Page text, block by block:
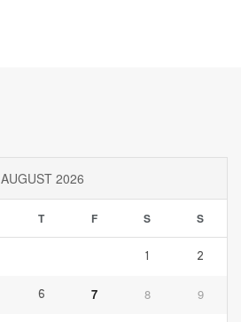
AUGUST 2026
T F S S
1 2
6 7 8 9